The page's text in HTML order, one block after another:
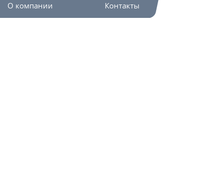
О компании Контакты